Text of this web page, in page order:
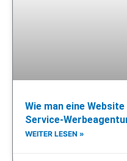
Wie man eine
Service-
WEITER LESEN »